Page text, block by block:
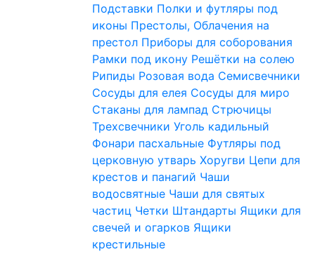
Подставки Полки и футляры под
иконы Престолы, Облачения на
престол Приборы для соборования
Рамки под икону Решётки на солею
Рипиды Розовая вода Семисвечники
Сосуды для елея Сосуды для миро
Стаканы для лампад Стрючицы
Трехсвечники Уголь кадильный
Фонари пасхальные Футляры под
церковную утварь Хоругви Цепи для
крестов и панагий Чаши
водосвятные Чаши для святых
частиц Четки Штандарты Ящики для
свечей и огарков Ящики
крестильные